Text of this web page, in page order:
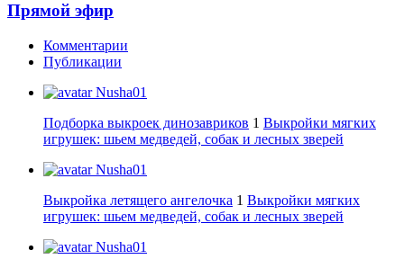
Прямой эфир
Комментарии
Публикации
Nusha01
Подборка выкроек динозавриков 1 Выкройки мягких
игрушек: шьем медведей, собак и лесных зверей
Nusha01
Выкройка летящего ангелочка 1 Выкройки мягких
игрушек: шьем медведей, собак и лесных зверей
Nusha01